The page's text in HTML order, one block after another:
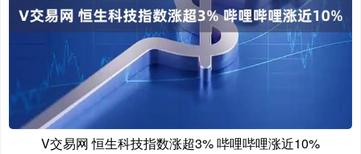
V交易网 恒生科技指数涨超3% 哔哩哔哩涨近10%